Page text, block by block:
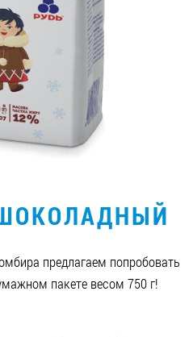
закупки
«РУДЬ»:
29 23предлагаем попробовать
пакете весом 750 г!